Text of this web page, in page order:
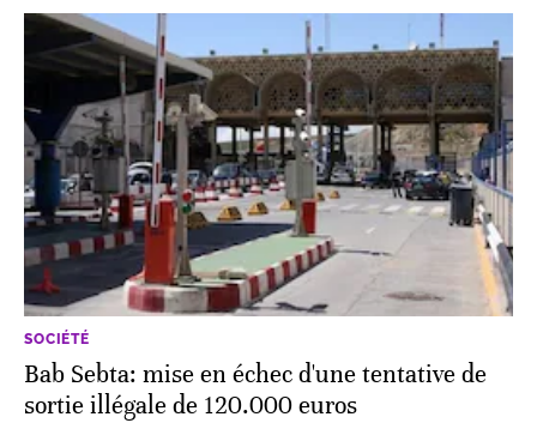
SOCIÉTÉ
Bab Sebta: mise en échec d'une tentative de
sortie illégale de 120.000 euros